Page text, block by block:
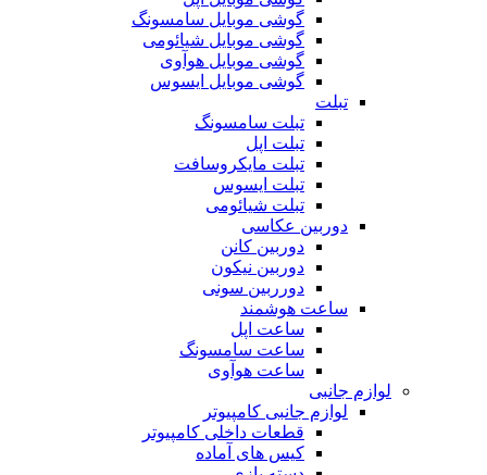
گوشی موبایل سامسونگ
گوشی موبایل شیائومی
گوشی موبایل هوآوی
گوشی موبایل ایسوس
تبلت
تبلت سامسونگ
تبلت اپل
تبلت مایکروسافت
تبلت ایسوس
تبلت شیائومی
دوربین عکاسی
دوربین کانن
دوربین نیکون
دورربین سونی
ساعت هوشمند
ساعت اپل
ساعت سامسونگ
ساعت هوآوی
لوازم جانبی
لوازم جانبی کامپیوتر
قطعات داخلی کامپیوتر
کیس های آماده